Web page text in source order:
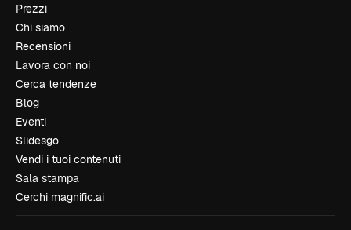
Prezzi
Chi siamo
Recensioni
Lavora con noi
Cerca tendenze
Blog
Eventi
Slidesgo
Vendi i tuoi contenuti
Sala stampa
Cerchi magnific.ai